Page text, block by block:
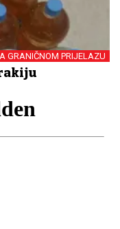
GRANIČNOM PRIJELAZU